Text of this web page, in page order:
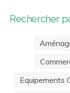
Rechercher
Equipements